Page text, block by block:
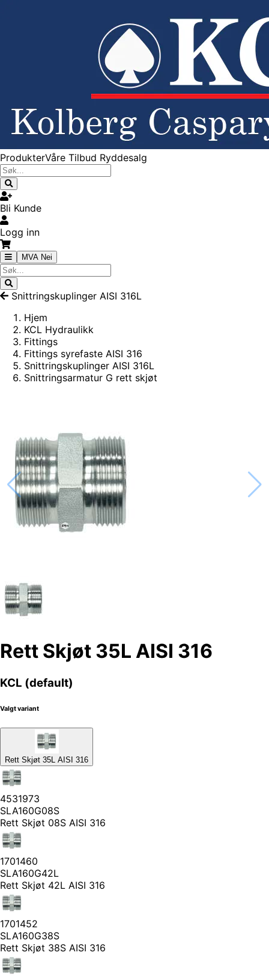
ProdukterVåre Tilbud Ryddesalg
Bli Kunde
Logg inn
MVA Nei
Snittringskuplinger AISI 316L
Hjem
KCL Hydraulikk
Fittings
Fittings syrefaste AISI 316
Snittringskuplinger AISI 316L
Snittringsarmatur G rett skjøt
Rett Skjøt 35L AISI 316
KCL (default)
Valgt variant
Rett Skjøt 35L AISI 316
4531973
SLA160G08S
Rett Skjøt 08S AISI 316
1701460
SLA160G42L
Rett Skjøt 42L AISI 316
1701452
SLA160G38S
Rett Skjøt 38S AISI 316